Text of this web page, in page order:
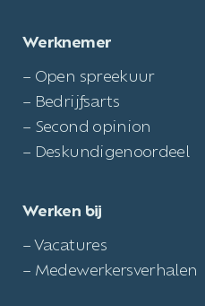
Werknemer
– Open spreekuur
– Bedrijfsarts
– Second opinion
– Deskundigenoordeel
Werken bij
– Vacatures
– Medewerkersverhalen